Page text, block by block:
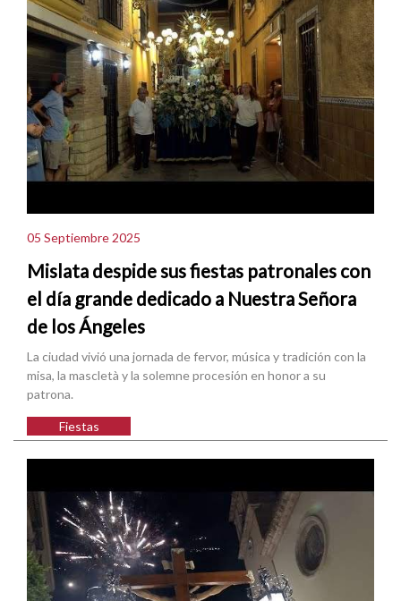
05 Septiembre 2025
Mislata despide sus fiestas patronales con
el día grande dedicado a Nuestra Señora
de los Ángeles
La ciudad vivió una jornada de fervor, música y tradición con la
misa, la mascletà y la solemne procesión en honor a su
patrona.
Fiestas